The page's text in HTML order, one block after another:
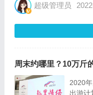
养生文
究所、
员会
数字中
超级管理员
周末约哪里？10万斤
2020年竟
出游计划